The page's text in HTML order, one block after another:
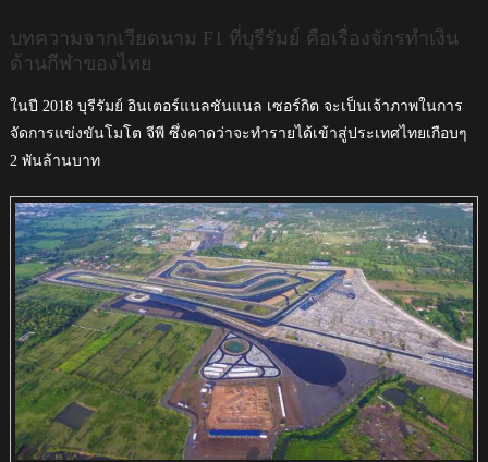
บทความจากเวียดนาม F1 ที่บุรีรัมย์ คือเรื่องจักรทำเงิน
ด้านกีฬาของไทย
ในปี 2018 บุรีรัมย์ อินเตอร์แนลชันแนล เซอร์กิต จะเป็นเจ้าภาพในการ
จัดการแข่งขันโมโต จีพี ซึ่งคาดว่าจะทำรายได้เข้าสู่ประเทศไทยเกือบๆ
2 พันล้านบาท